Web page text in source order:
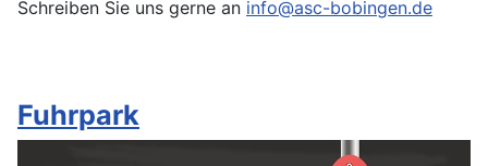
Schreiben Sie uns gerne an info@asc-bobingen.de
Fuhrpark